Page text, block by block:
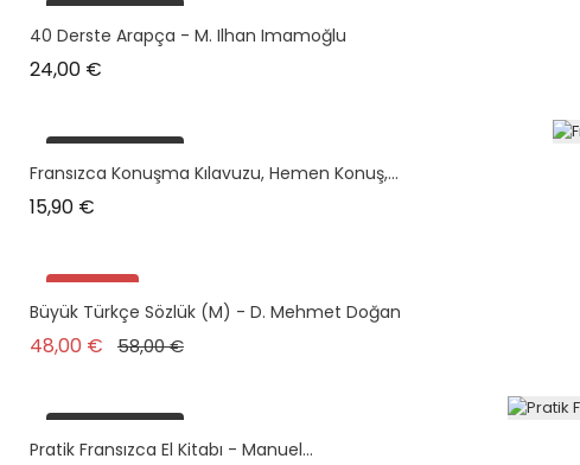
plus en stock
40 Derste Arapça - M. Ilhan Imamoğlu
24,00 €
plus en stock
Fransızca Konuşma Kılavuzu, Hemen Konuş,...
15,90 €
Promo !
plus en stock
Büyük Türkçe Sözlük (m) - D. Mehmet Doğan
48,00 € Prix de base
58,00 €Prix
plus en stock
Pratik Fransızca El Kitabı - Manuel...